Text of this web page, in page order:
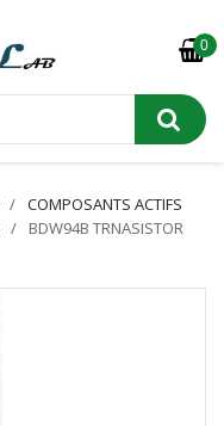
0
COMPOSANTS ACTIFS
BDW94B TRNASISTOR